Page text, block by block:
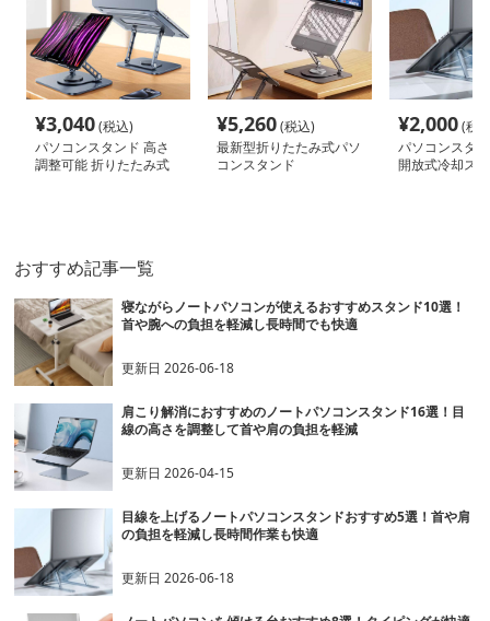
¥3,040(税込)
パソコンスタンド 高さ
調整可能 折りたたみ式
¥5,260(税込)
最新型折りたたみ式パソ
コンスタンド
¥2,000(税
パソコンスタ
開放式冷却ス
おすすめ記事一覧
寝ながらノートパソコンが使えるおすすめスタンド10選！
首や腕への負担を軽減し長時間でも快適
更新日2026-06-18
肩こり解消におすすめのノートパソコンスタンド16選！目
線の高さを調整して首や肩の負担を軽減
更新日2026-04-15
目線を上げるノートパソコンスタンドおすすめ5選！首や肩
の負担を軽減し長時間作業も快適
更新日2026-06-18